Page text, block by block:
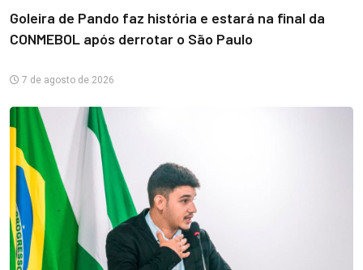
Goleira de Pando faz história e estará na final da
CONMEBOL após derrotar o São Paulo
7 de agosto de 2026